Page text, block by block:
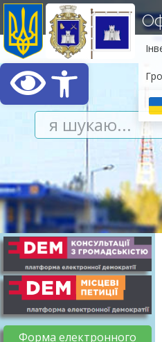
Відкрити
Форма електронного